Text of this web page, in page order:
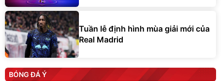
Tuần lễ định hình mùa giải mới của
Real Madrid
BÓNG ĐÁ Ý